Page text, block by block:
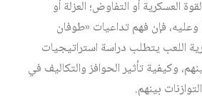
العسكرية أو التفاوض؛ العزلة أو
وعليه، فإن فهم تداعيات «طوفان
اللعب يتطلب دراسة استراتيجيات
وكيفية تأثير الحوافز والتكاليف في
بينهم.